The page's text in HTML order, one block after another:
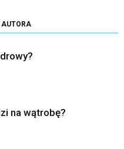
AUTORA
na wątrobę?